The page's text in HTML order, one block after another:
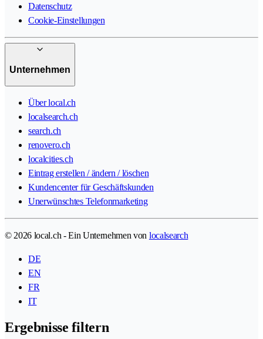
Datenschutz
Cookie-Einstellungen
Unternehmen
Über local.ch
localsearch.ch
search.ch
renovero.ch
localcities.ch
Eintrag erstellen / ändern / löschen
Kundencenter für Geschäftskunden
Unerwünschtes Telefonmarketing
© 2026 local.ch - Ein Unternehmen von localsearch
DE
EN
FR
IT
Ergebnisse filtern